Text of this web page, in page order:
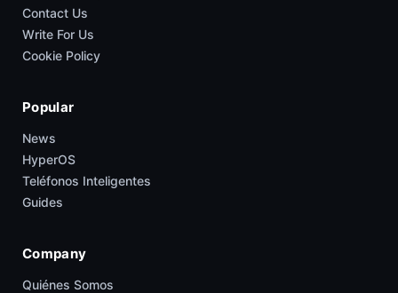
Contact Us
Write For Us
Cookie Policy
Popular
News
HyperOS
Teléfonos Inteligentes
Guides
Company
Quiénes Somos